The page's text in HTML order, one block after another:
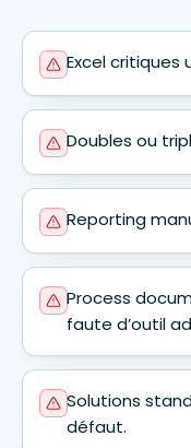
Excel critiques
Doubles ou
Reporting
Process
faute d’outil
Solutions
défaut.